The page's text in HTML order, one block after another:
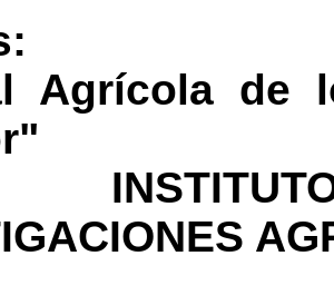
Agrícola de